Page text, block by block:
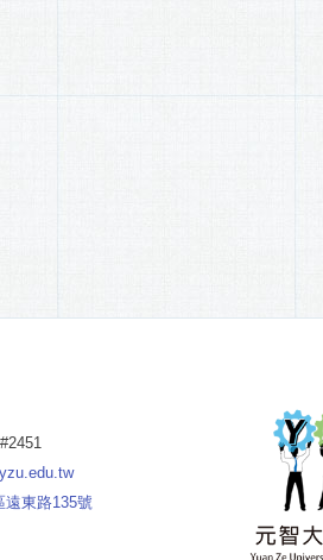
遠東路135號